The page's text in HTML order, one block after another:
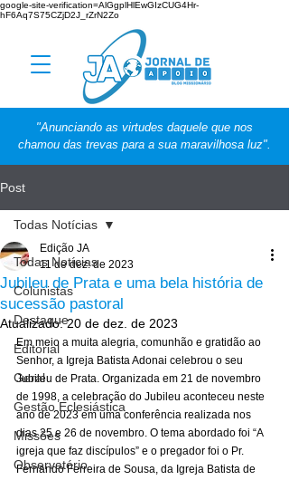
google-site-verification=AlGgplHlEwGIzCUG4Hr-
hF6Aq7S75CZjD2J_rZrN2Zo
"Anunciando as virtudes daquele que nos
chamou das trevas para a sua maravilhosa luz".
Post
Todas Notícias
Colunistas
Destaque
Editorial
Geral
Gestão Eclesiástica
Missões
Observatório
Todas Notícias
Jubileu de Prata e uma bela história de
sucessão pastoral
Edição JA
11 de dez. de 2023
Atualizado:20 de dez. de 2023
Em meio a muita alegria, comunhão e gratidão ao
Senhor, a Igreja Batista Adonai celebrou o seu
Jubileu de Prata. Organizada em 21 de novembro
de 1998, a celebração do Jubileu aconteceu neste
ano de 2023 em uma conferência realizada nos
dias 25 e 26 de novembro. O tema abordado foi “A
igreja que faz discípulos” e o pregador foi o Pr.
Fernando Ferreira de Sousa, da Igreja Batista de